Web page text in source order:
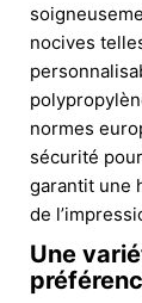
nocives
normes
sécurité
garantit une
de
Une